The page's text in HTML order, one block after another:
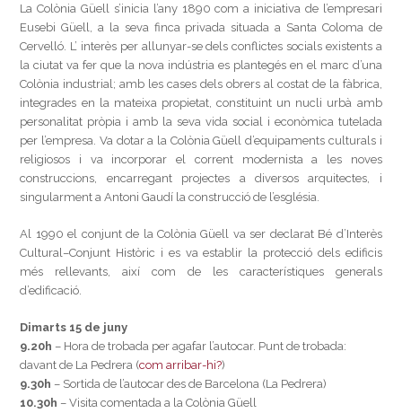
La Colònia Güell s’inicia l’any 1890 com a iniciativa de l’empresari
Eusebi Güell, a la seva finca privada situada a Santa Coloma de
Cervelló. L’ interès per allunyar-se dels conflictes socials existents a
la ciutat va fer que la nova indústria es plantegés en el marc d’una
Colònia industrial; amb les cases dels obrers al costat de la fàbrica,
integrades en la mateixa propietat, constituint un nucli urbà amb
personalitat pròpia i amb la seva vida social i econòmica tutelada
per l’empresa. Va dotar a la Colònia Güell d’equipaments culturals i
religiosos i va incorporar el corrent modernista a les noves
construccions, encarregant projectes a diversos arquitectes, i
singularment a Antoni Gaudí la construcció de l’església.
Al 1990 el conjunt de la Colònia Güell va ser declarat Bé d’Interès
Cultural–Conjunt Històric i es va establir la protecció dels edificis
més rellevants, així com de les característiques generals
d’edificació.
Dimarts 15 de juny
9.20h – Hora de trobada per agafar l’autocar. Punt de trobada:
davant de La Pedrera (com arribar-hi?)
9.30h – Sortida de l’autocar des de Barcelona (La Pedrera)
10.30h – Visita comentada a la Colònia Güell